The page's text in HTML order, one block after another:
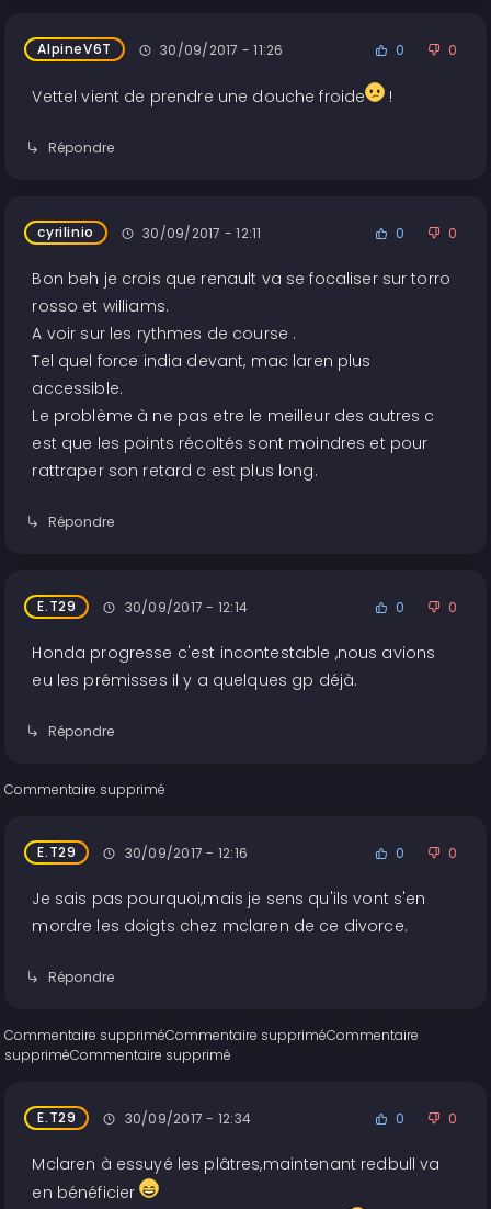
AlpineV6T 30/09/2017 - 11:26 0 0
Vettel vient de prendre une douche froide !
Répondre
cyrilinio 30/09/2017 - 12:11 0 0
Bon beh je crois que renault va se focaliser sur torro
rosso et williams.
A voir sur les rythmes de course .
Tel quel force india devant, mac laren plus
accessible.
Le problème à ne pas etre le meilleur des autres c
est que les points récoltés sont moindres et pour
rattraper son retard c est plus long.
Répondre
E.T29 30/09/2017 - 12:14 0 0
Honda progresse c'est incontestable ,nous avions
eu les prémisses il y a quelques gp déjà.
Répondre
Commentaire supprimé
E.T29 30/09/2017 - 12:16 0 0
Je sais pas pourquoi,mais je sens qu'ils vont s'en
mordre les doigts chez mclaren de ce divorce.
Répondre
Commentaire suppriméCommentaire suppriméCommentaire
suppriméCommentaire supprimé
E.T29 30/09/2017 - 12:34 0 0
Mclaren à essuyé les plâtres,maintenant redbull va
en bénéficier